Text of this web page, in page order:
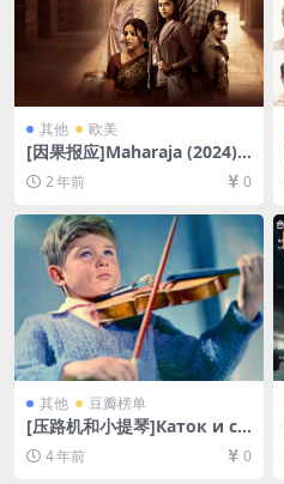
其他 欧美
[因果报应]Maharaja (2024)
[百度网盘+夸克网盘1080P超
清未删减资源][网盘在线播放/
下载][MP4/9.9GB][中英字幕]
2 年前 0
其他 豆瓣榜单
[压路机和小提琴]Каток и ск
рипка (1961)[百度网盘+迅雷
云盘资源1080P超清未删减]
4 年前 0